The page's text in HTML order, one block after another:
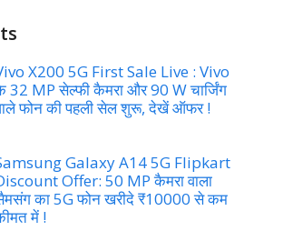
X200 5G First Sale Live : Vivo
32 MP सेल्फी कैमरा और 90 W चार्जिंग
फोन की पहली सेल शुरू, देखें ऑफर !
Galaxy A14 5G Flipkart
Offer: 50 MP कैमरा वाला
का 5G फोन खरीदे ₹10000 से कम
में !